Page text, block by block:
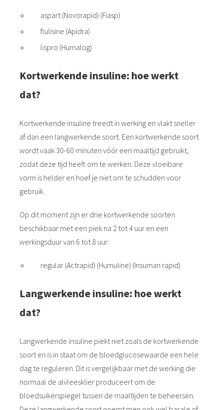
aspart (Novorapid) (Fiasp)
flulisine (Apidra)
lispro (Humalog)
Kortwerkende insuline: hoe werkt
dat?
Kortwerkende insuline treedt in werking en vlakt sneller
af dan een langwerkende soort. Een kortwerkende soort
wordt vaak 30-60 minuten vóór een maaltijd gebruikt,
zodat deze tijd heeft om te werken. Deze vloeibare
vorm is helder en hoef je niet om te schudden voor
gebruik.
Op dit moment zijn er drie kortwerkende soorten
beschikbaar met een piek na 2 tot 4 uur en een
werkingsduur van 6 tot 8 uur:
regular (Actrapid) (Humuline) (Insuman rapid)
Langwerkende insuline: hoe werkt
dat?
Langwerkende insuline piekt niet zoals de kortwerkende
soort en is in staat om de bloedglucosewaarde een hele
dag te reguleren. Dit is vergelijkbaar met de werking die
normaal de alvleesklier produceert om de
bloedsuikerspiegel tussen de maaltijden te beheersen.